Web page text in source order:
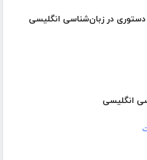
دستوری در زبان‌شناسی انگلیسی
انگلیسی